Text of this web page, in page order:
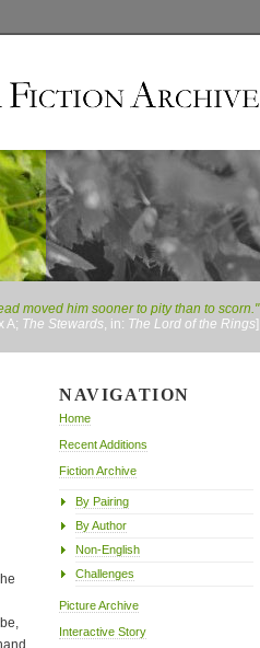
moved him sooner to pity than to scorn."
A; The Stewards, in: The Lord of the Rings]
NAVIGATION
Home
Recent Additions
Fiction Archive
By Pairing
By Author
Non-English
Challenges
Picture Archive
Interactive Story